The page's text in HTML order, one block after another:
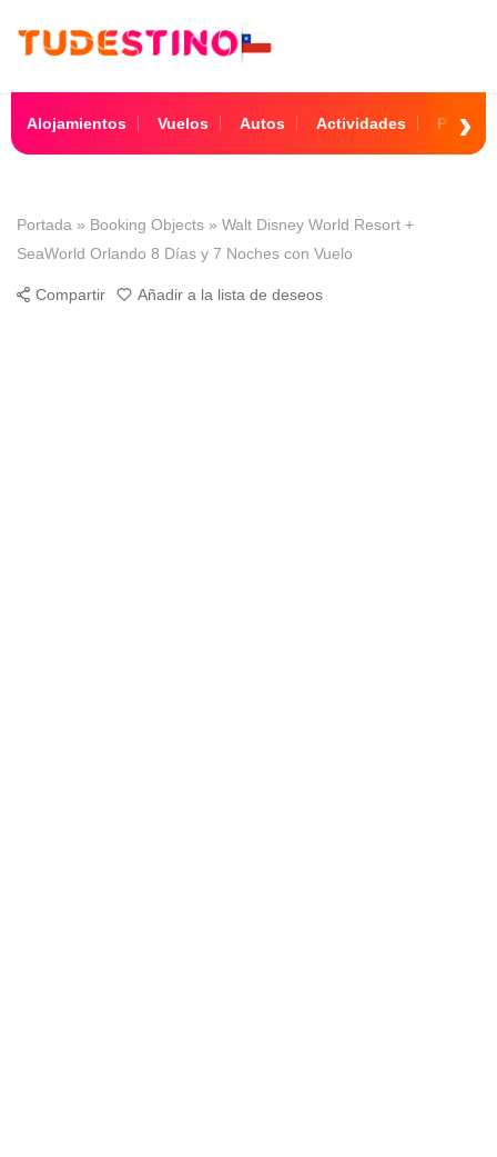
Alojamientos Vuelos Autos Actividades
Portada » Booking Objects » Walt Disney World Resort +
SeaWorld Orlando 8 Días y 7 Noches con Vuelo
Compartir Añadir a la lista de deseos